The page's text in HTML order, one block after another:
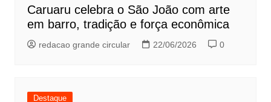
Caruaru celebra o São João com arte
em barro, tradição e força econômica
redacao grande circular 22/06/2026 0
Destaque